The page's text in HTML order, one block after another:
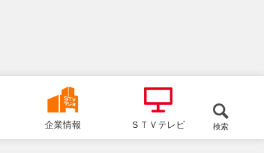
企業情報 ＳＴＶテレビ 検索